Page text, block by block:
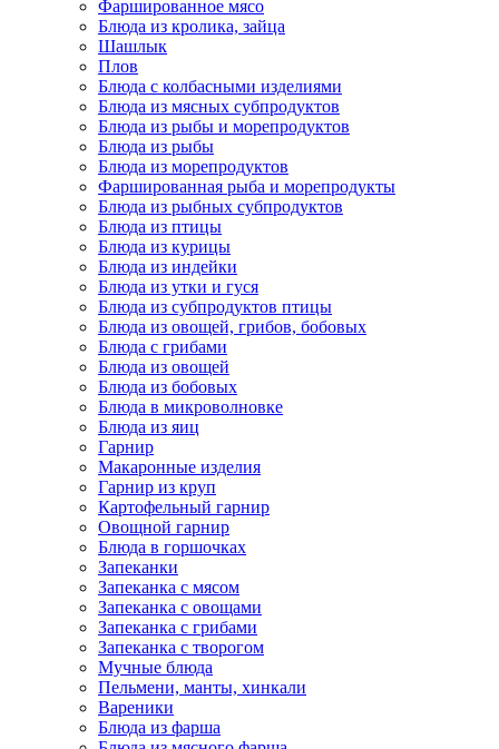
Фаршированное мясо
Блюда из кролика, зайца
Шашлык
Плов
Блюда с колбасными изделиями
Блюда из мясных субпродуктов
Блюда из рыбы и морепродуктов
Блюда из рыбы
Блюда из морепродуктов
Фаршированная рыба и морепродукты
Блюда из рыбных субпродуктов
Блюда из птицы
Блюда из курицы
Блюда из индейки
Блюда из утки и гуся
Блюда из субпродуктов птицы
Блюда из овощей, грибов, бобовых
Блюда с грибами
Блюда из овощей
Блюда из бобовых
Блюда в микроволновке
Блюда из яиц
Гарнир
Макаронные изделия
Гарнир из круп
Картофельный гарнир
Овощной гарнир
Блюда в горшочках
Запеканки
Запеканка с мясом
Запеканка с овощами
Запеканка с грибами
Запеканка с творогом
Мучные блюда
Пельмени, манты, хинкали
Вареники
Блюда из фарша